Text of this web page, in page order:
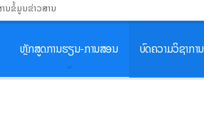
ນຂໍ້ມູນຂ່າວສານ
ຫຼັກສູດການຮຽນ-ການສອນ ບົດຄວາມວິຊາການ